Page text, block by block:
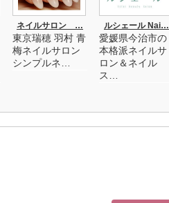
ネイルサロン …
東京瑞穂 羽村 青
梅ネイルサロン
シンプルネ…
ルシェール Nai…
愛媛県今治市の
本格派ネイルサ
ロン＆ネイル
ス…